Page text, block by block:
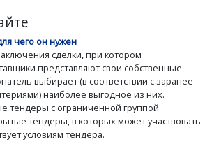
чего он нужен
сделки, при котором
представляют свои собственные
выбирает (в соответствии с заранее
наиболее выгодное из них.
тендеры с ограниченной группой
тендеры, в которых может участвовать
условиям тендера.